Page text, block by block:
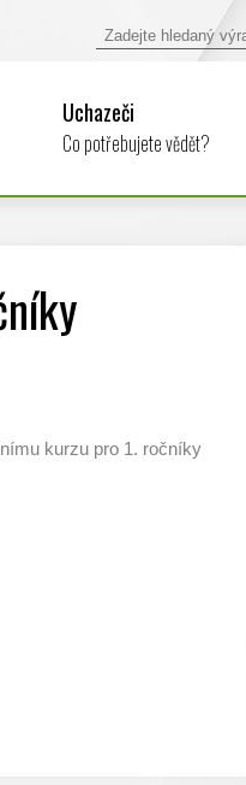
Uchazeči
Co potřebujete vědět?
kurzu pro 1. ročníky